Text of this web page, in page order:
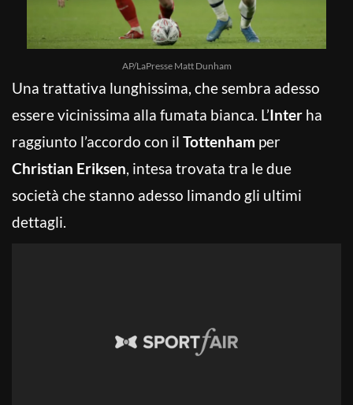
AP/LaPresse Matt Dunham
Una trattativa lunghissima, che sembra adesso
essere vicinissima alla fumata bianca. L’Inter ha
raggiunto l’accordo con il Tottenham per
Christian Eriksen, intesa trovata tra le due
società che stanno adesso limando gli ultimi
dettagli.